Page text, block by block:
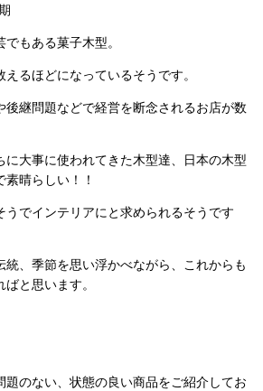
もある菓子木型。
るほどになっているそうです。
後継問題などで経営を断念されるお店が数
に大事に使われてきた木型達、日本の木型
晴らしい！！
うでインテリアにと求められるそうです
統、季節を思い浮かべながら、これからも
と思います。
題のない、状態の良い商品をご紹介してお